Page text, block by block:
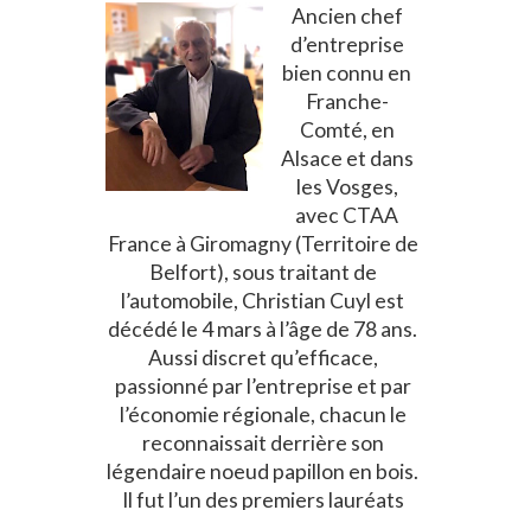
Ancien chef
d’entreprise
bien connu en
Franche-
Comté, en
Alsace et dans
les Vosges,
avec CTAA
France à Giromagny (Territoire de
Belfort), sous traitant de
l’automobile, Christian Cuyl est
décédé le 4 mars à l’âge de 78 ans.
Aussi discret qu’efficace,
passionné par l’entreprise et par
l’économie régionale, chacun le
reconnaissait derrière son
légendaire noeud papillon en bois.
Il fut l’un des premiers lauréats